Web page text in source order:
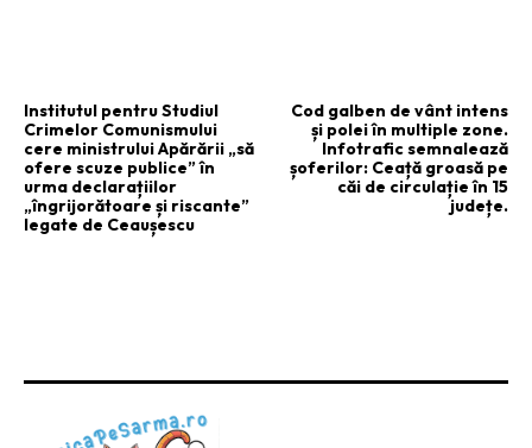
Institutul pentru Studiul
Crimelor Comunismului
cere ministrului Apărării „să
ofere scuze publice” în
urma declarațiilor
„îngrijorătoare și riscante”
legate de Ceaușescu
Cod galben de vânt intens
și polei în multiple zone.
Infotrafic semnalează
șoferilor: Ceață groasă pe
căi de circulație în 15
județe.